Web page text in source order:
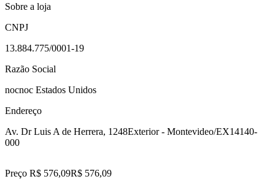
Sobre a loja
CNPJ
13.884.775/0001-19
Razão Social
nocnoc Estados Unidos
Endereço
Av. Dr Luis A de Herrera, 1248Exterior - Montevideo/EX14140-
000
Preço R$ 576,09R$ 576,09